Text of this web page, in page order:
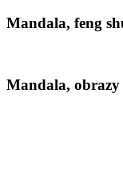
Mandala, feng
Mandala, obrazy